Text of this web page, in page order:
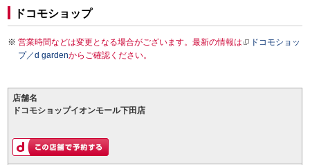
ドコモショップ
営業時間などは変更となる場合がございます。最新の情報は
ドコモショッ
プ／d gardenからご確認ください。
店舗名
ドコモショップイオンモール下田店